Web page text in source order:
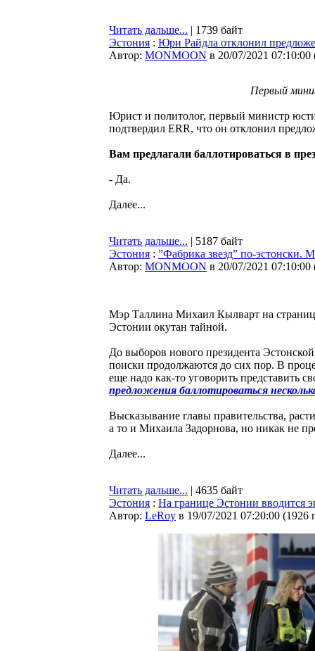
Читать дальше... | 1739 байт
Эстония : Юри Райдла отклонил
Автор: MONMOON в 20/07/2021 07:10:00
Первый
Юрист и политолог, первый министр
подтвердил ERR, что он отклонил
Вам предлагали баллотироваться в
- Да.
Далее...
Читать дальше... | 5187 байт
Эстония : ”Фабрика звезд” по-эстонски.
Автор: MONMOON в 20/07/2021 07:10:00
Мэр Таллина Михаил Кылварт на
Эстонии окутан тайной.
До выборов нового президента
поиски продолжаются до сих пор. В
еще надо как-то уговорить представить
предложения баллотироваться
Высказывание главы правительства,
а то и Михаила Задорнова, но никак не
Далее...
Читать дальше... | 4635 байт
Эстония : На границе Эстонии вводится
Автор: LeRoy в 19/07/2021 07:20:00 (1926